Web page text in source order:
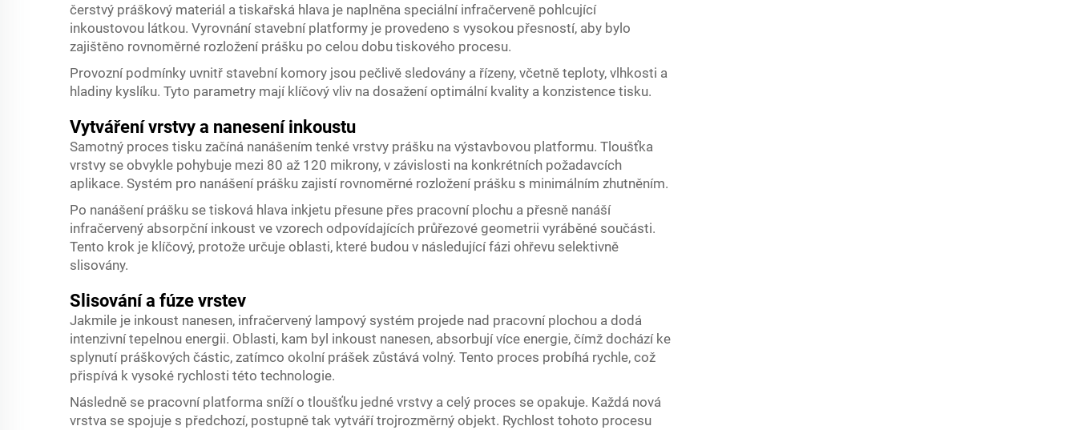
čerstvý práškový materiál a tiskařská hlava je naplněna speciální infračerveně pohlcující
inkoustovou látkou. Vyrovnání stavební platformy je provedeno s vysokou přesností, aby bylo
zajištěno rovnoměrné rozložení prášku po celou dobu tiskového procesu.
Provozní podmínky uvnitř stavební komory jsou pečlivě sledovány a řízeny, včetně teploty, vlhkosti a
hladiny kyslíku. Tyto parametry mají klíčový vliv na dosažení optimální kvality a konzistence tisku.
Vytváření vrstvy a nanesení inkoustu
Samotný proces tisku začíná nanášením tenké vrstvy prášku na výstavbovou platformu. Tloušťka
vrstvy se obvykle pohybuje mezi 80 až 120 mikrony, v závislosti na konkrétních požadavcích
aplikace. Systém pro nanášení prášku zajistí rovnoměrné rozložení prášku s minimálním zhutněním.
Po nanášení prášku se tisková hlava inkjetu přesune přes pracovní plochu a přesně nanáší
infračervený absorpční inkoust ve vzorech odpovídajících průřezové geometrii vyráběné součásti.
Tento krok je klíčový, protože určuje oblasti, které budou v následující fázi ohřevu selektivně
slisovány.
Slisování a fúze vrstev
Jakmile je inkoust nanesen, infračervený lampový systém projede nad pracovní plochou a dodá
intenzivní tepelnou energii. Oblasti, kam byl inkoust nanesen, absorbují více energie, čímž dochází ke
splynutí práškových částic, zatímco okolní prášek zůstává volný. Tento proces probíhá rychle, což
přispívá k vysoké rychlosti této technologie.
Následně se pracovní platforma sníží o tloušťku jedné vrstvy a celý proces se opakuje. Každá nová
vrstva se spojuje s předchozí, postupně tak vytváří trojrozměrný objekt. Rychlost tohoto procesu